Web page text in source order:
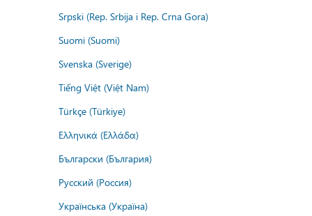
Srpski (Rep. Srbija i Rep. Crna Gora)
Suomi (Suomi)
Svenska (Sverige)
Tiếng Việt (Việt Nam)
Türkçe (Türkiye)
Ελληνικά (Ελλάδα)
Български (България)
Русский (Россия)
Українська (Україна)